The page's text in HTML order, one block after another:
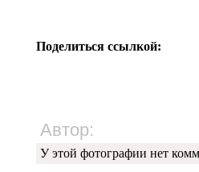
Поделиться ссылкой:
Автор:
У этой фотографии нет